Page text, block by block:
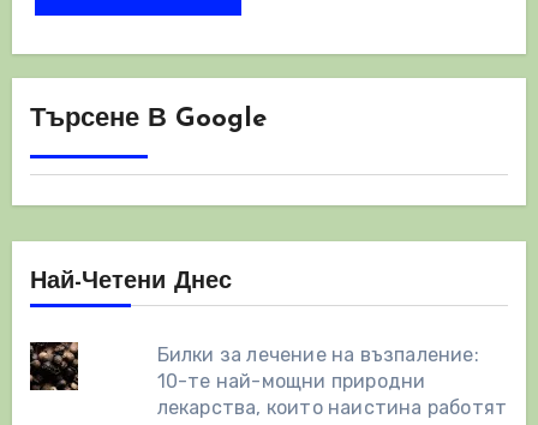
Търсене В Google
Най-Четени Днес
Билки за лечение на възпаление:
10-те най-мощни природни
лекарства, които наистина работят